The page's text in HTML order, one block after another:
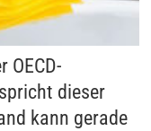
OECD-
dieser
kann gerade